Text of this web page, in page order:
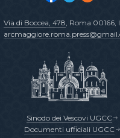
Via di Boccea, 478, Roma 00166,
Sinodo dei Vescovi UGCC
Documenti ufficiali UGCC